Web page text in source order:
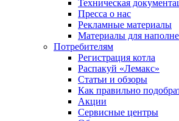
Техническая
Пресса о нас
Рекламные материалы
Материалы для
Потребителям
Регистрация котла
Распакуй «Лемакс»
Статьи и обзоры
Как правильно
Акции
Сервисные центры